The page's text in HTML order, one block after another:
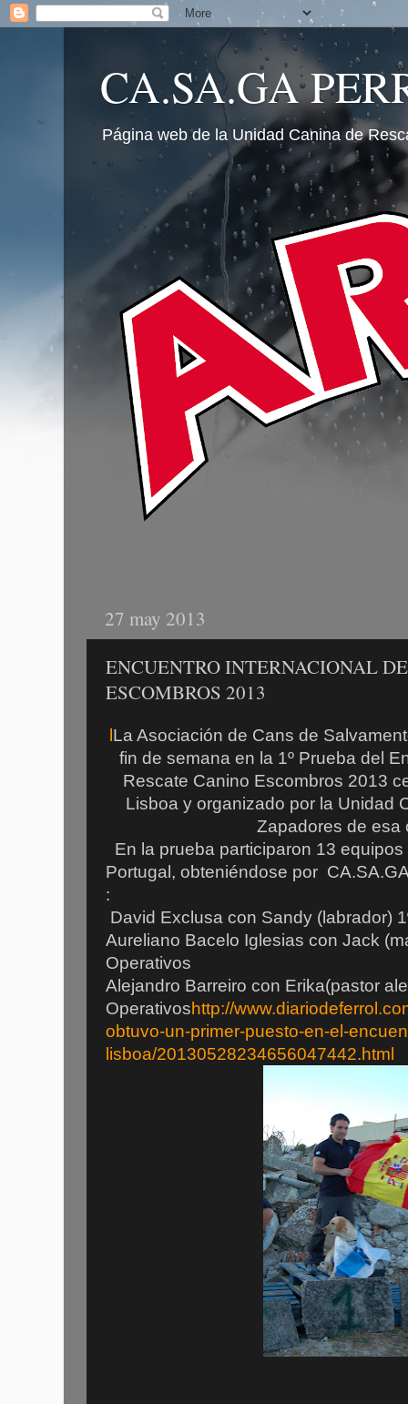
CA.SA.GA
Página web de la Unidad Canina de
27 may 2013
ENCUENTRO INTERNACIONAL
ESCOMBROS 2013
lLa Asociación de Cans de
fin de semana en la 1º Prueba del
Rescate Canino Escombros 2013
Lisboa y organizado por la Unidad
Zapadores de esa
En la prueba participaron 13
Portugal, obteniéndose por
:
David Exclusa con Sandy (labrador)
Aureliano Bacelo Iglesias con Jack
Operativos
Alejandro Barreiro con Erika(pastor
Operativoshttp://
obtuvo-un-primer-puesto-en-el-
lisboa/20130528234656047442.html